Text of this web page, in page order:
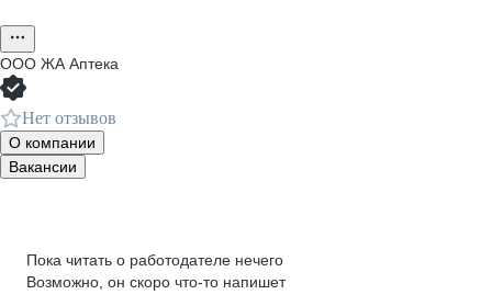
ООО ЖА Аптека
Нет отзывов
О компании
Вакансии
Пока читать о работодателе нечего
Возможно, он скоро что‑то напишет